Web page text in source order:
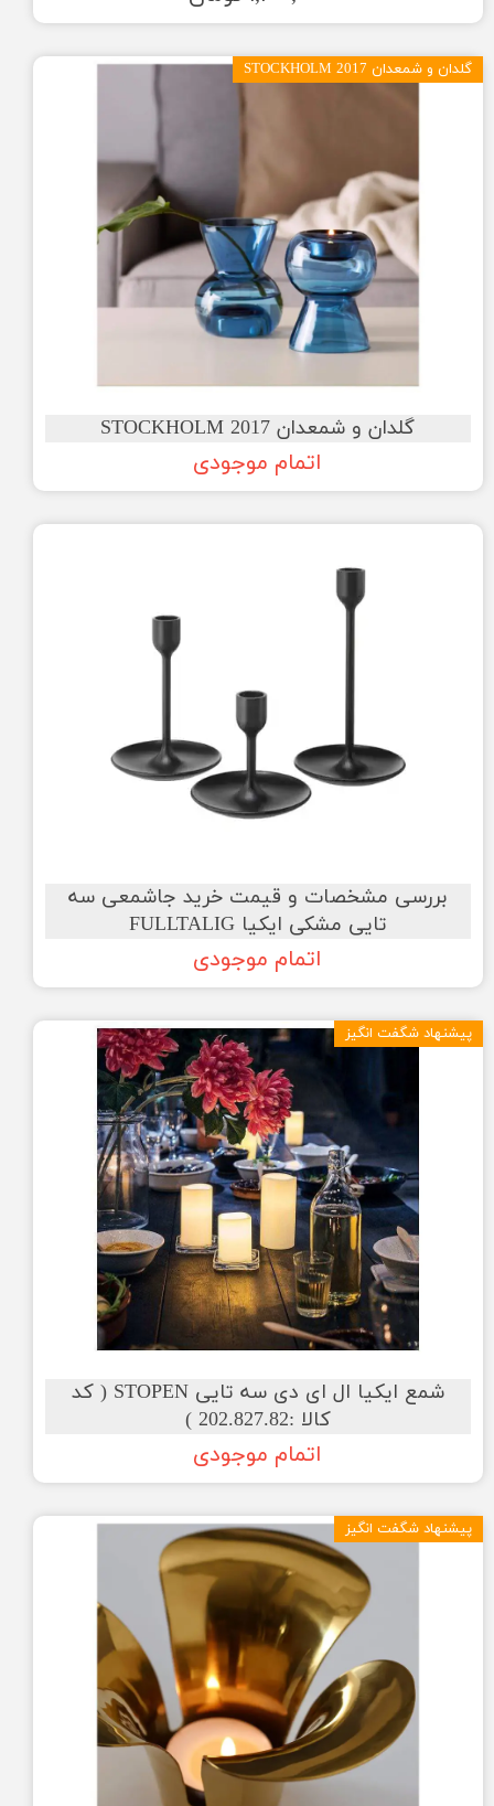
گلدان و شمعدان STOCKHOLM 2017
اتمام موجودی
گلدان و شمعدان STOCKHOLM 2017
بررسی مشخصات و قیمت خرید جاشمعی سه
تایی مشکی ایکیا FULLTALIG
اتمام موجودی
شمع ایکیا ال ای دی سه تایی STOPEN ( کد
کالا :202.827.82 )
اتمام موجودی
پیشنهاد شگفت انگیز
پیشنهاد شگفت انگیز